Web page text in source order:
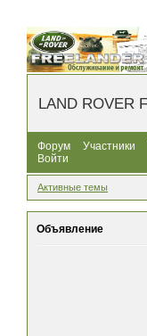
LAND ROVER
Форум Участники
Войти
Активные темы
Объявление